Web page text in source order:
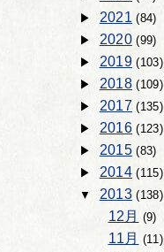
2021(84)
2020(99)
2019(103)
2018(109)
2017 (135)
2016(123)
2015(83)
2014(115)
2013(138)
12月 (9)
11月 (11)